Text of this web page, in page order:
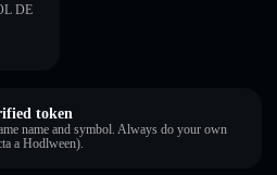
DE
token
name and symbol. Always do your own
a Hodlween).